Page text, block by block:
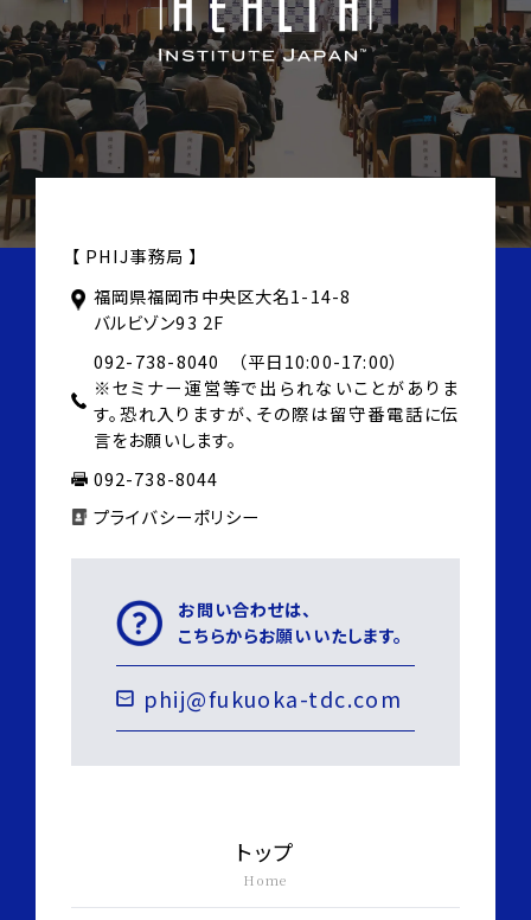
【 PHIJ事務局 】
福岡県福岡市中央区大名1-14-8
バルビゾン93 2F
092-738-8040 （平日10:00-17:00）
※セミナー運営等で出られないことがありま
す。恐れ入りますが、その際は留守番電話に伝
言をお願いします。
092-738-8044
プライバシーポリシー
お問い合わせは、
こちらからお願いいたします。
phij@fukuoka-tdc.com
トップ
Home